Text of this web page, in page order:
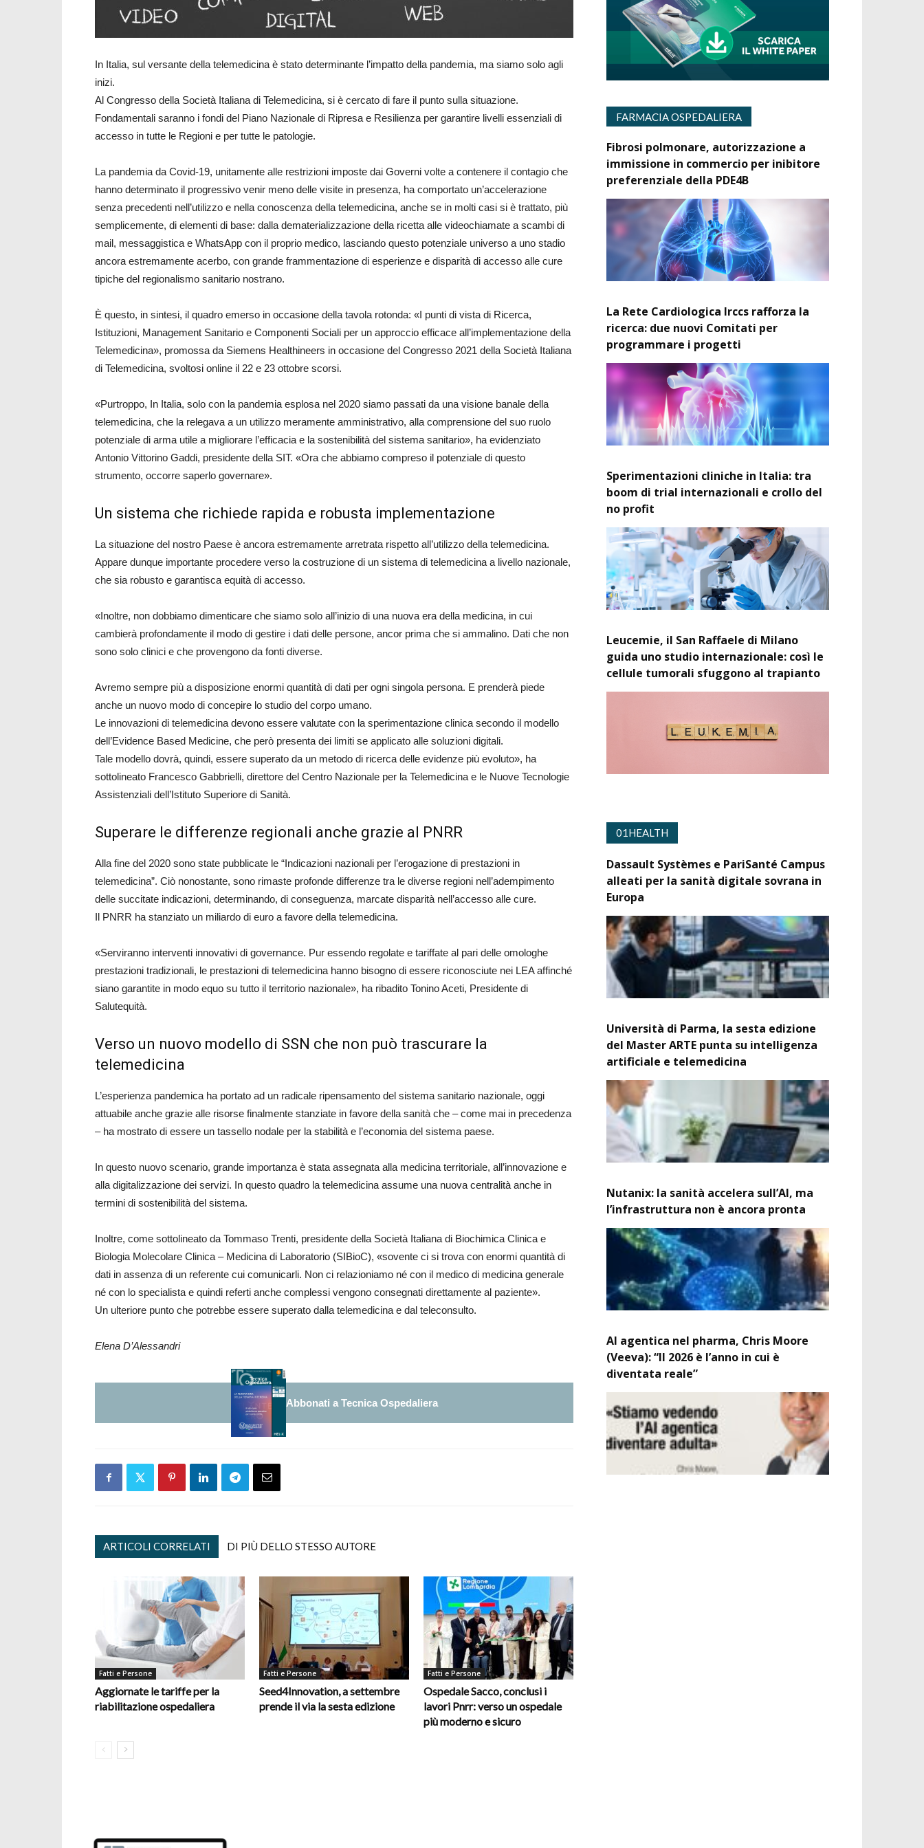
In Italia, sul versante della telemedicina è stato determinante l’impatto della pandemia, ma siamo solo agli
inizi.
Al Congresso della Società Italiana di Telemedicina, si è cercato di fare il punto sulla situazione.
Fondamentali saranno i fondi del Piano Nazionale di Ripresa e Resilienza per garantire livelli essenziali di
accesso in tutte le Regioni e per tutte le patologie.
La pandemia da Covid-19, unitamente alle restrizioni imposte dai Governi volte a contenere il contagio che
hanno determinato il progressivo venir meno delle visite in presenza, ha comportato un’accelerazione
senza precedenti nell’utilizzo e nella conoscenza della telemedicina, anche se in molti casi si è trattato, più
semplicemente, di elementi di base: dalla dematerializzazione della ricetta alle videochiamate a scambi di
mail, messaggistica e WhatsApp con il proprio medico, lasciando questo potenziale universo a uno stadio
ancora estremamente acerbo, con grande frammentazione di esperienze e disparità di accesso alle cure
tipiche del regionalismo sanitario nostrano.
È questo, in sintesi, il quadro emerso in occasione della tavola rotonda: «I punti di vista di Ricerca,
Istituzioni, Management Sanitario e Componenti Sociali per un approccio efficace all’implementazione della
Telemedicina», promossa da Siemens Healthineers in occasione del Congresso 2021 della Società Italiana
di Telemedicina, svoltosi online il 22 e 23 ottobre scorsi.
«Purtroppo, In Italia, solo con la pandemia esplosa nel 2020 siamo passati da una visione banale della
telemedicina, che la relegava a un utilizzo meramente amministrativo, alla comprensione del suo ruolo
potenziale di arma utile a migliorare l’efficacia e la sostenibilità del sistema sanitario», ha evidenziato
Antonio Vittorino Gaddi, presidente della SIT. «Ora che abbiamo compreso il potenziale di questo
strumento, occorre saperlo governare».
Un sistema che richiede rapida e robusta implementazione
La situazione del nostro Paese è ancora estremamente arretrata rispetto all’utilizzo della telemedicina.
Appare dunque importante procedere verso la costruzione di un sistema di telemedicina a livello nazionale,
che sia robusto e garantisca equità di accesso.
«Inoltre, non dobbiamo dimenticare che siamo solo all’inizio di una nuova era della medicina, in cui
cambierà profondamente il modo di gestire i dati delle persone, ancor prima che si ammalino. Dati che non
sono solo clinici e che provengono da fonti diverse.
Avremo sempre più a disposizione enormi quantità di dati per ogni singola persona. E prenderà piede
anche un nuovo modo di concepire lo studio del corpo umano.
Le innovazioni di telemedicina devono essere valutate con la sperimentazione clinica secondo il modello
dell’Evidence Based Medicine, che però presenta dei limiti se applicato alle soluzioni digitali.
Tale modello dovrà, quindi, essere superato da un metodo di ricerca delle evidenze più evoluto», ha
sottolineato Francesco Gabbrielli, direttore del Centro Nazionale per la Telemedicina e le Nuove Tecnologie
Assistenziali dell’Istituto Superiore di Sanità.
Superare le differenze regionali anche grazie al PNRR
Alla fine del 2020 sono state pubblicate le “Indicazioni nazionali per l’erogazione di prestazioni in
telemedicina”. Ciò nonostante, sono rimaste profonde differenze tra le diverse regioni nell’adempimento
delle succitate indicazioni, determinando, di conseguenza, marcate disparità nell’accesso alle cure.
Il PNRR ha stanziato un miliardo di euro a favore della telemedicina.
«Serviranno interventi innovativi di governance. Pur essendo regolate e tariffate al pari delle omologhe
prestazioni tradizionali, le prestazioni di telemedicina hanno bisogno di essere riconosciute nei LEA affinché
siano garantite in modo equo su tutto il territorio nazionale», ha ribadito Tonino Aceti, Presidente di
Salutequità.
Verso un nuovo modello di SSN che non può trascurare la
telemedicina
L’esperienza pandemica ha portato ad un radicale ripensamento del sistema sanitario nazionale, oggi
attuabile anche grazie alle risorse finalmente stanziate in favore della sanità che – come mai in precedenza
– ha mostrato di essere un tassello nodale per la stabilità e l’economia del sistema paese.
In questo nuovo scenario, grande importanza è stata assegnata alla medicina territoriale, all’innovazione e
alla digitalizzazione dei servizi. In questo quadro la telemedicina assume una nuova centralità anche in
termini di sostenibilità del sistema.
Inoltre, come sottolineato da Tommaso Trenti, presidente della Società Italiana di Biochimica Clinica e
Biologia Molecolare Clinica – Medicina di Laboratorio (SIBioC), «sovente ci si trova con enormi quantità di
dati in assenza di un referente cui comunicarli. Non ci relazioniamo né con il medico di medicina generale
né con lo specialista e quindi referti anche complessi vengono consegnati direttamente al paziente».
Un ulteriore punto che potrebbe essere superato dalla telemedicina e dal teleconsulto.
Elena D’Alessandri
Abbonati a Tecnica Ospedaliera
ARTICOLI CORRELATI DI PIÙ DELLO STESSO AUTORE
Fatti e Persone
Aggiornate le tariffe per la
riabilitazione ospedaliera
Fatti e Persone
Seed4Innovation, a settembre
prende il via la sesta edizione
Fatti e Persone
Ospedale Sacco, conclusi i
lavori Pnrr: verso un ospedale
più moderno e sicuro
FARMACIA OSPEDALIERA
Fibrosi polmonare, autorizzazione a
immissione in commercio per inibitore
preferenziale della PDE4B
La Rete Cardiologica Irccs rafforza la
ricerca: due nuovi Comitati per
programmare i progetti
Sperimentazioni cliniche in Italia: tra
boom di trial internazionali e crollo del
no profit
Leucemie, il San Raffaele di Milano
guida uno studio internazionale: così le
cellule tumorali sfuggono al trapianto
01HEALTH
Dassault Systèmes e PariSanté Campus
alleati per la sanità digitale sovrana in
Europa
Università di Parma, la sesta edizione
del Master ARTE punta su intelligenza
artificiale e telemedicina
Nutanix: la sanità accelera sull’AI, ma
l’infrastruttura non è ancora pronta
AI agentica nel pharma, Chris Moore
(Veeva): “Il 2026 è l’anno in cui è
diventata reale”